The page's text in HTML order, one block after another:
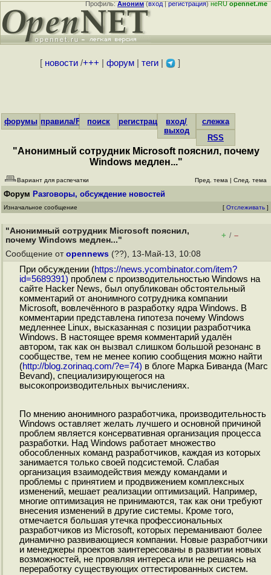
Профиль:Аноним(вход|регистрация)неRUopennet.me
[ новости/+++ форум| теги| ]
форумы правила/FAQпоиск регистрациявход/
выход
слежка
RSS
"Анонимный сотрудник Microsoft пояснил, почему
Windows медлен..."
Вариант для распечатки Пред. тема | След. тема
Форум Разговоры, обсуждение новостей
Изначальное сообщение [ Отслеживать ]
"Анонимный сотрудник Microsoft пояснил,
почему Windows медлен..."
+ / –
Сообщение от opennews (??), 13-Май-13, 10:08
При обсуждении (https://news.ycombinator.com/item?
id=5689391) проблем с производительностью Windows на
сайте Hacker News, был опубликован обстоятельный
комментарий от анонимного сотрудника компании
Microsoft, вовлечённого в разработку ядра Windows. В
комментарии представлена гипотеза почему Windows
медленнее Linux, высказанная с позиции разработчика
Windows. В настоящее время комментарий удалён
автором, так как он вызвал слишком большой резонанс в
сообществе, тем не менее копию сообщения можно найти
(http://blog.zorinaq.com/?e=74) в блоге Марка Биванда (Marc
Bevand), специализирующегося на
высокопроизводительных вычислениях.
По мнению анонимного разработчика, производительность
Windows оставляет желать лучшего и основной причиной
проблем является консервативная организация процесса
разработки. Над Windows работает множество
обособленных команд разработчиков, каждая из которых
занимается только своей подсистемой. Слабая
организация взаимодействия между командами и
проблемы с принятием и продвижением комплексных
изменений, мешает реализации оптимизаций. Например,
многие оптимизация не принимаются, так как они требуют
внесения изменений в другие системы. Кроме того,
отмечается большая утечка профессиональных
разработчиков из Microsoft, которых переманивают более
динамично развивающиеся компании. Новые разработчики
и менеджеры проектов заинтересованы в развитии новых
возможностей, не проявляя интереса или не решаясь на
переработку существующих оттестированных систем.